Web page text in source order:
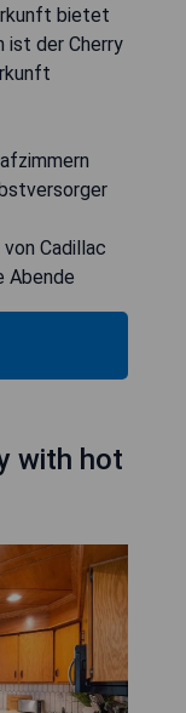
bietet
ist der Cherry
Cadillac
Abende
with hot